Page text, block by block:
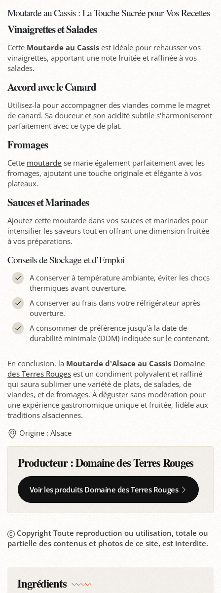
Moutarde au Cassis : La Touche Sucrée pour Vos Recettes
Vinaigrettes et Salades
Cette Moutarde au Cassis est idéale pour rehausser vos
vinaigrettes, apportant une note fruitée et raffinée à vos
salades.
Accord avec le Canard
Utilisez-la pour accompagner des viandes comme le magret
de canard. Sa douceur et son acidité subtile s'harmoniseront
parfaitement avec ce type de plat.
Fromages
Cette moutarde se marie également parfaitement avec les
fromages, ajoutant une touche originale et élégante à vos
plateaux.
Sauces et Marinades
Ajoutez cette moutarde dans vos sauces et marinades pour
intensifier les saveurs tout en offrant une dimension fruitée
à vos préparations.
Conseils de Stockage et d’Emploi
A conserver à température ambiante, éviter les chocs
thermiques avant ouverture.
A conserver au frais dans votre réfrigérateur après
ouverture.
A consommer de préférence jusqu'à la date de
durabilité minimale (DDM) indiquée sur le contenant.
En conclusion, la Moutarde d'Alsace au Cassis Domaine
des Terres Rouges est un condiment polyvalent et raffiné
qui saura sublimer une variété de plats, de salades, de
viandes, et de fromages. À déguster sans modération pour
une expérience gastronomique unique et fruitée, fidèle aux
traditions alsaciennes.
Origine : Alsace
Producteur :Domaine des Terres Rouges
Voir les produits Domaine des Terres Rouges
Copyright Toute reproduction ou utilisation, totale ou
partielle des contenus et photos de ce site, est interdite.
Ingrédients